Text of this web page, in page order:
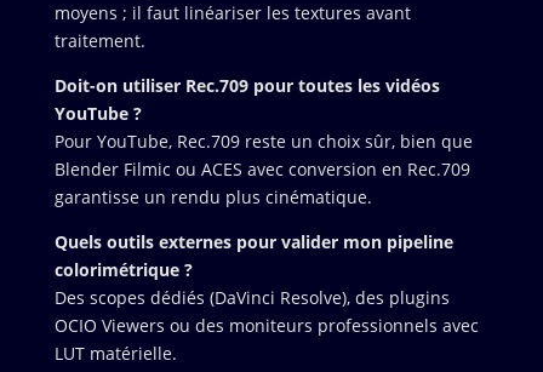
moyens ; il faut linéariser les textures avant
traitement.
Doit-on utiliser Rec.709 pour toutes les vidéos
YouTube ?
Pour YouTube, Rec.709 reste un choix sûr, bien que
Blender Filmic ou ACES avec conversion en Rec.709
garantisse un rendu plus cinématique.
Quels outils externes pour valider mon pipeline
colorimétrique ?
Des scopes dédiés (DaVinci Resolve), des plugins
OCIO Viewers ou des moniteurs professionnels avec
LUT matérielle.